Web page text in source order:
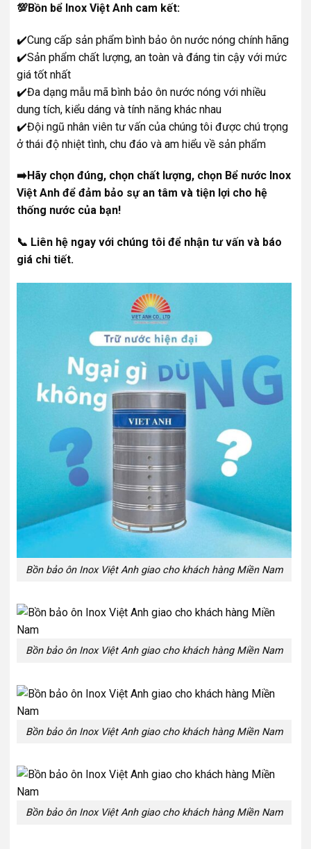
💯Bồn bể Inox Việt Anh cam kết:
✔️Cung cấp sản phẩm bình bảo ôn nước nóng chính hãng
✔️Sản phẩm chất lượng, an toàn và đáng tin cậy với mức
giá tốt nhất
✔️Đa dạng mẫu mã bình bảo ôn nước nóng với nhiều
dung tích, kiểu dáng và tính năng khác nhau
✔️Đội ngũ nhân viên tư vấn của chúng tôi được chú trọng
ở thái độ nhiệt tình, chu đáo và am hiểu về sản phẩm
➡️Hãy chọn đúng, chọn chất lượng, chọn Bể nước Inox
Việt Anh để đảm bảo sự an tâm và tiện lợi cho hệ
thống nước của bạn!
📞 Liên hệ ngay với chúng tôi để nhận tư vấn và báo
giá chi tiết.
Bồn bảo ôn Inox Việt Anh giao cho khách hàng Miền Nam
Bồn bảo ôn Inox Việt Anh giao cho khách hàng Miền Nam
Bồn bảo ôn Inox Việt Anh giao cho khách hàng Miền Nam
Bồn bảo ôn Inox Việt Anh giao cho khách hàng Miền Nam